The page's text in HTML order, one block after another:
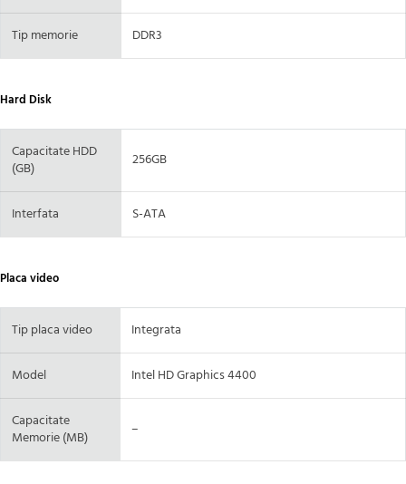
Tip memorie DDR3
Hard Disk
Capacitate HDD
(GB)
256GB
Interfata S-ATA
Placa video
Tip placa video Integrata
Model Intel HD Graphics 4400
Capacitate
Memorie (MB)
–